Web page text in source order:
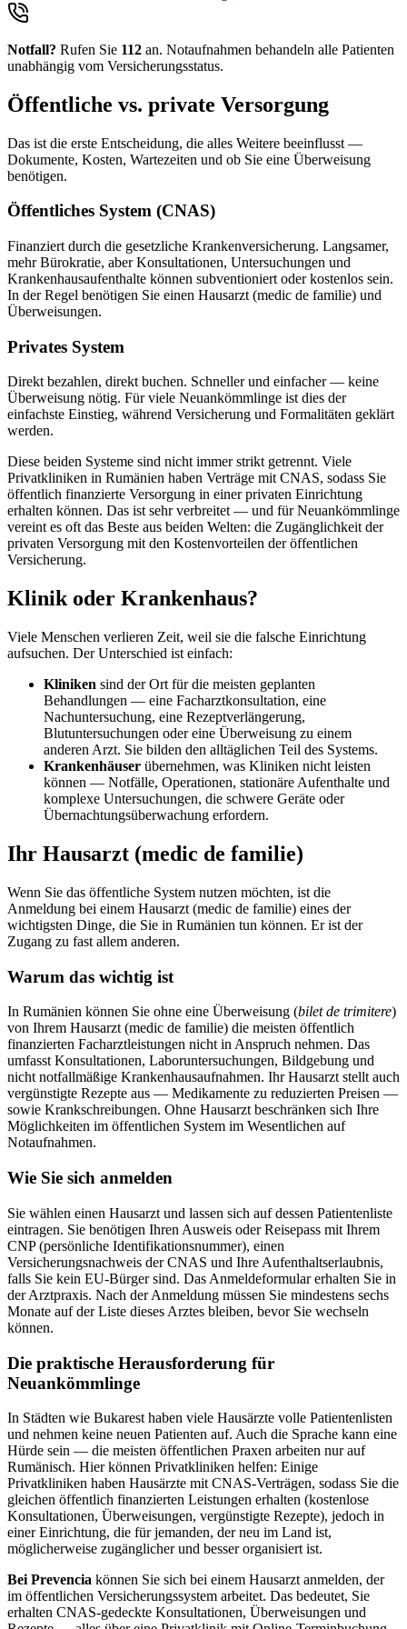
Notfall? Rufen Sie 112 an. Notaufnahmen behandeln alle Patienten
unabhängig vom Versicherungsstatus.
Öffentliche vs. private Versorgung
Das ist die erste Entscheidung, die alles Weitere beeinflusst —
Dokumente, Kosten, Wartezeiten und ob Sie eine Überweisung
benötigen.
Öffentliches System (CNAS)
Finanziert durch die gesetzliche Krankenversicherung. Langsamer,
mehr Bürokratie, aber Konsultationen, Untersuchungen und
Krankenhausaufenthalte können subventioniert oder kostenlos sein.
In der Regel benötigen Sie einen Hausarzt (medic de familie) und
Überweisungen.
Privates System
Direkt bezahlen, direkt buchen. Schneller und einfacher — keine
Überweisung nötig. Für viele Neuankömmlinge ist dies der
einfachste Einstieg, während Versicherung und Formalitäten geklärt
werden.
Diese beiden Systeme sind nicht immer strikt getrennt. Viele
Privatkliniken in Rumänien haben Verträge mit CNAS, sodass Sie
öffentlich finanzierte Versorgung in einer privaten Einrichtung
erhalten können. Das ist sehr verbreitet — und für Neuankömmlinge
vereint es oft das Beste aus beiden Welten: die Zugänglichkeit der
privaten Versorgung mit den Kostenvorteilen der öffentlichen
Versicherung.
Klinik oder Krankenhaus?
Viele Menschen verlieren Zeit, weil sie die falsche Einrichtung
aufsuchen. Der Unterschied ist einfach:
Kliniken sind der Ort für die meisten geplanten
Behandlungen — eine Facharztkonsultation, eine
Nachuntersuchung, eine Rezeptverlängerung,
Blutuntersuchungen oder eine Überweisung zu einem
anderen Arzt. Sie bilden den alltäglichen Teil des Systems.
Krankenhäuser übernehmen, was Kliniken nicht leisten
können — Notfälle, Operationen, stationäre Aufenthalte und
komplexe Untersuchungen, die schwere Geräte oder
Übernachtungsüberwachung erfordern.
Ihr Hausarzt (medic de familie)
Wenn Sie das öffentliche System nutzen möchten, ist die
Anmeldung bei einem Hausarzt (medic de familie) eines der
wichtigsten Dinge, die Sie in Rumänien tun können. Er ist der
Zugang zu fast allem anderen.
Warum das wichtig ist
In Rumänien können Sie ohne eine Überweisung (bilet de trimitere)
von Ihrem Hausarzt (medic de familie) die meisten öffentlich
finanzierten Facharztleistungen nicht in Anspruch nehmen. Das
umfasst Konsultationen, Laboruntersuchungen, Bildgebung und
nicht notfallmäßige Krankenhausaufnahmen. Ihr Hausarzt stellt auch
vergünstigte Rezepte aus — Medikamente zu reduzierten Preisen —
sowie Krankschreibungen. Ohne Hausarzt beschränken sich Ihre
Möglichkeiten im öffentlichen System im Wesentlichen auf
Notaufnahmen.
Wie Sie sich anmelden
Sie wählen einen Hausarzt und lassen sich auf dessen Patientenliste
eintragen. Sie benötigen Ihren Ausweis oder Reisepass mit Ihrem
CNP (persönliche Identifikationsnummer), einen
Versicherungsnachweis der CNAS und Ihre Aufenthaltserlaubnis,
falls Sie kein EU-Bürger sind. Das Anmeldeformular erhalten Sie in
der Arztpraxis. Nach der Anmeldung müssen Sie mindestens sechs
Monate auf der Liste dieses Arztes bleiben, bevor Sie wechseln
können.
Die praktische Herausforderung für
Neuankömmlinge
In Städten wie Bukarest haben viele Hausärzte volle Patientenlisten
und nehmen keine neuen Patienten auf. Auch die Sprache kann eine
Hürde sein — die meisten öffentlichen Praxen arbeiten nur auf
Rumänisch. Hier können Privatkliniken helfen: Einige
Privatkliniken haben Hausärzte mit CNAS-Verträgen, sodass Sie die
gleichen öffentlich finanzierten Leistungen erhalten (kostenlose
Konsultationen, Überweisungen, vergünstigte Rezepte), jedoch in
einer Einrichtung, die für jemanden, der neu im Land ist,
möglicherweise zugänglicher und besser organisiert ist.
Bei Prevencia können Sie sich bei einem Hausarzt anmelden, der
im öffentlichen Versicherungssystem arbeitet. Das bedeutet, Sie
erhalten CNAS-gedeckte Konsultationen, Überweisungen und